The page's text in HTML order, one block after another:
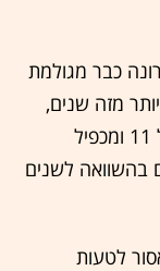
כבר מגולמת
מזה שנים,
כאשר מכפיל הרווח העתידי שלה עומד על 11 ומכפיל
נמוכים בהשוואה לשנים
לטעות